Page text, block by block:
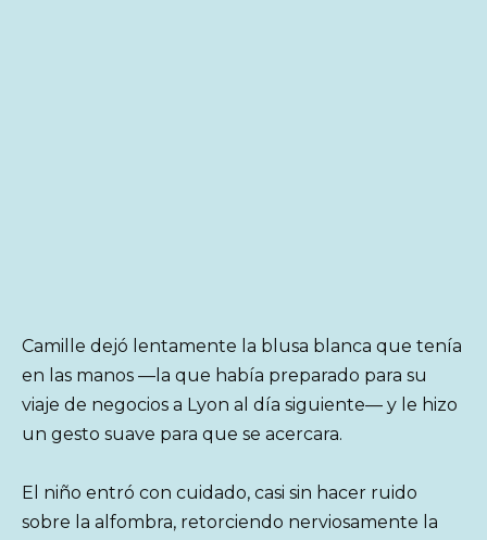
Camille dejó lentamente la blusa blanca que tenía
en las manos —la que había preparado para su
viaje de negocios a Lyon al día siguiente— y le hizo
un gesto suave para que se acercara.
El niño entró con cuidado, casi sin hacer ruido
sobre la alfombra, retorciendo nerviosamente la